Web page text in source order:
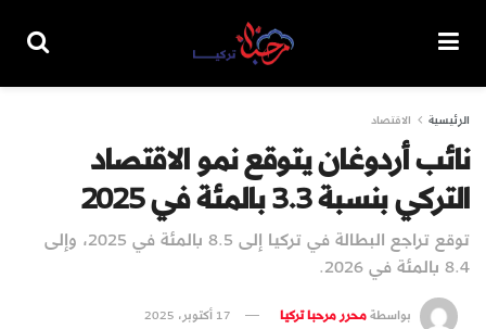
الرئيسية الاقتصاد
نائب أردوغان يتوقع نمو الاقتصاد
التركي بنسبة 3.3 بالمئة في 2025
توقع تراجع البطالة في تركيا إلى 8.5 بالمئة في 2025، وإلى
8.4 بالمئة في 2026.
بواسطةمحرر مرحبا تركيا 17 أكتوبر، 2025